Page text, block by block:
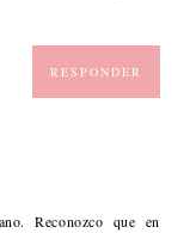
RESPONDER
Reconozco que en